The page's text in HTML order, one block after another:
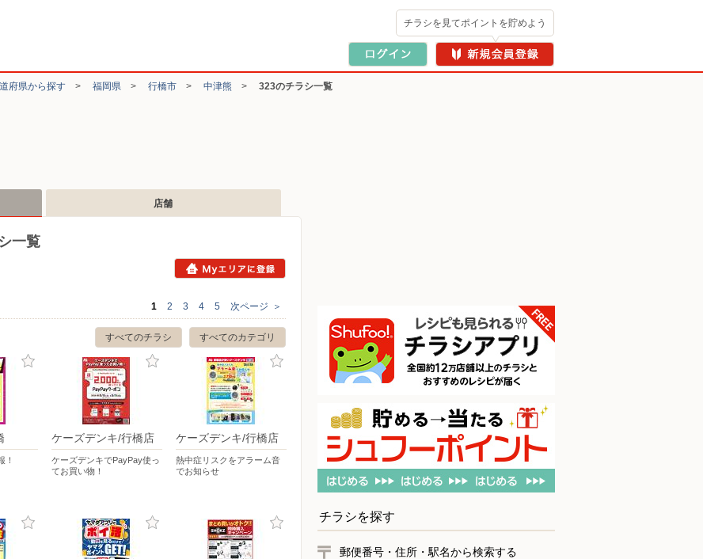
チラシを見てポイントを貯めよう
府県から探す > 福岡県 > 行橋市 > 中津熊 > 323のチラシ一覧
店舗
一覧
1 2 3 4 5 次ページ ＞
すべてのカテゴリ
すべてのチラシ
！
ケーズデンキ/行橋店
ケーズデンキでPayPay使っ
てお買い物！
ケーズデンキ/行橋店
熱中症リスクをアラーム音
でお知らせ
チラシを探す
郵便番号・住所・駅名から検索する